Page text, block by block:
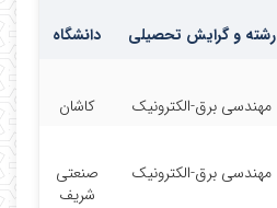
رشته و گرایش تحصیلی دانشگاه
مهندسی برق-الکترونیک کاشان
مهندسی برق-الکترونیک
صنعتی
شریف